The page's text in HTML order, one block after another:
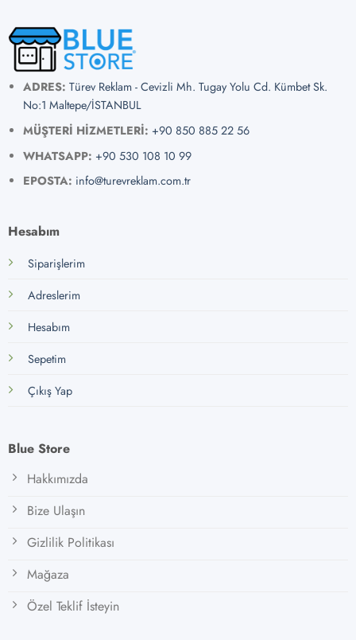
ADRES: Türev Reklam - Cevizli Mh. Tugay Yolu Cd. Kümbet Sk.
No:1 Maltepe/İSTANBUL
MÜŞTERİ HİZMETLERİ: +90 850 885 22 56
WHATSAPP: +90 530 108 10 99
EPOSTA: info@turevreklam.com.tr
Hesabım
Siparişlerim
Adreslerim
Hesabım
Sepetim
Çıkış Yap
Blue Store
Hakkımızda
Bize Ulaşın
Gizlilik Politikası
Mağaza
Özel Teklif İsteyin